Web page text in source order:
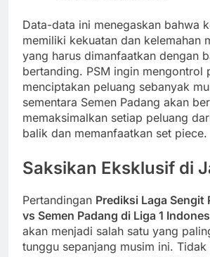
Data-data ini menegaskan bahwa
memiliki kekuatan dan kelemahan
yang harus dimanfaatkan dengan
bertanding. PSM ingin mengontrol
menciptakan peluang sebanyak
sementara Semen Padang akan
memaksimalkan setiap peluang
balik dan memanfaatkan set piece.
Saksikan Eksklusif di
Pertandingan Prediksi Laga Sengit
vs Semen Padang di Liga 1
akan menjadi salah satu yang
tunggu sepanjang musim ini. Tidak